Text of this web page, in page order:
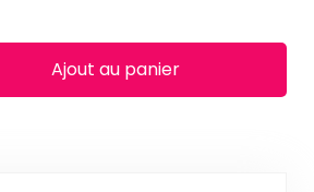
Ajout au panier